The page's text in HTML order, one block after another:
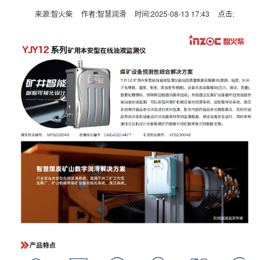
来源:智火柴 作者:智慧润滑 时间:2025-08-13 17:43 点击: